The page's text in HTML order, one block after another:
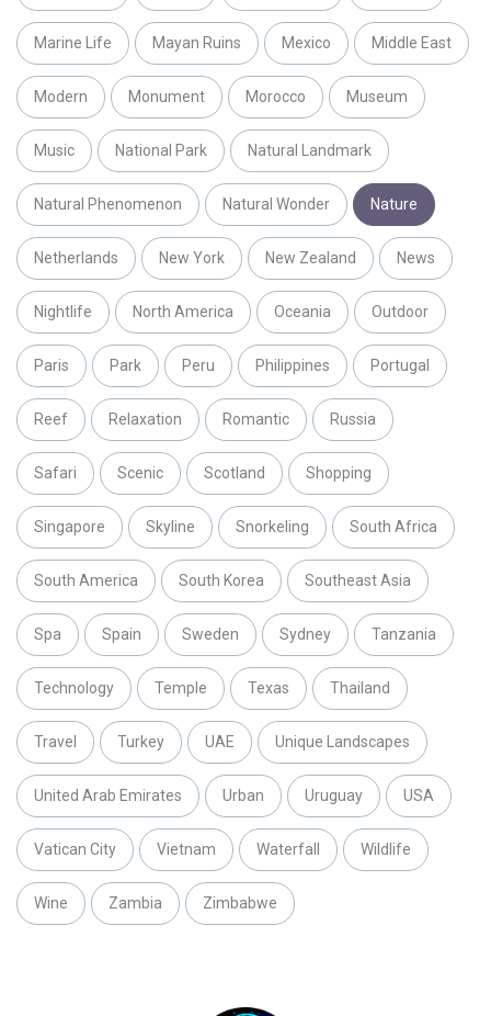
Marine Life Mayan Ruins Mexico Middle East
Modern Monument Morocco Museum
Music National Park Natural Landmark
Natural Phenomenon Natural Wonder Nature
Netherlands New York New Zealand News
Nightlife North America Oceania Outdoor
Paris Park Peru Philippines Portugal
Reef Relaxation Romantic Russia
Safari Scenic Scotland Shopping
Singapore Skyline Snorkeling South Africa
South America South Korea Southeast Asia
Spa Spain Sweden Sydney Tanzania
Technology Temple Texas Thailand
Travel Turkey UAE Unique Landscapes
United Arab Emirates Urban Uruguay USA
Vatican City Vietnam Waterfall Wildlife
Wine Zambia Zimbabwe